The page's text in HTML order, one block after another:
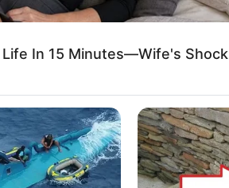
Life In 15 Minutes—Wife's Shock